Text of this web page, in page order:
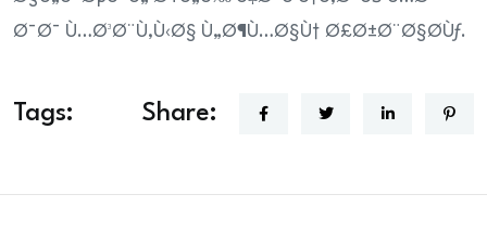
Ø¯Ø¯ Ù…Ø³Ø¨Ù‚Ù‹Ø§ Ù„Ø¶Ù…Ø§Ù† Ø£Ø±Ø¨Ø§Ø­Ùƒ.
Tags: Share: